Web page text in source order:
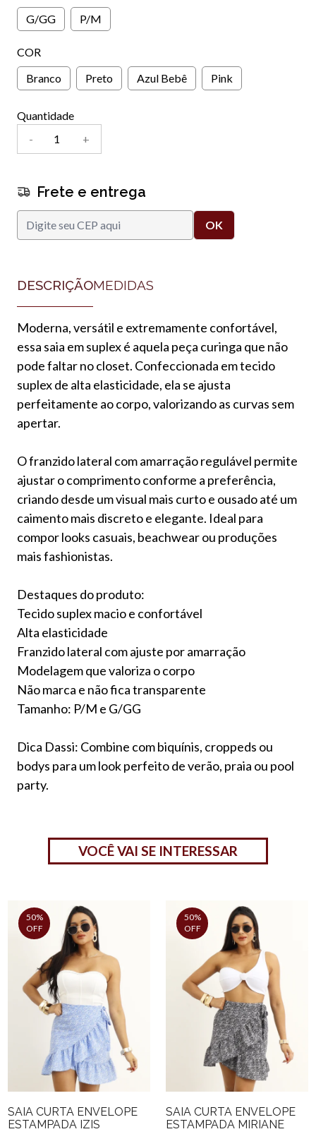
G/GG
P/M
COR
Branco
Preto Azul Bebê Pink
Quantidade
-
+
Frete e entrega
DESCRIÇÃOMEDIDAS
Moderna, versátil e extremamente confortável,
essa saia em suplex é aquela peça curinga que não
pode faltar no closet. Confeccionada em tecido
suplex de alta elasticidade, ela se ajusta
perfeitamente ao corpo, valorizando as curvas sem
apertar.
O franzido lateral com amarração regulável permite
ajustar o comprimento conforme a preferência,
criando desde um visual mais curto e ousado até um
caimento mais discreto e elegante. Ideal para
compor looks casuais, beachwear ou produções
mais fashionistas.
Destaques do produto:
Tecido suplex macio e confortável
Alta elasticidade
Franzido lateral com ajuste por amarração
Modelagem que valoriza o corpo
Não marca e não fica transparente
Tamanho: P/M e G/GG
Dica Dassi: Combine com biquínis, croppeds ou
bodys para um look perfeito de verão, praia ou pool
party.
VOCÊ VAI SE INTERESSAR
50%
OFF
SAIA CURTA ENVELOPE
ESTAMPADA IZIS
50%
OFF
SAIA CURTA ENVELOPE
ESTAMPADA MIRIANE